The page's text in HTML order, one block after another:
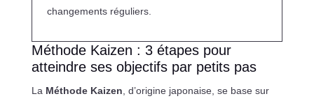
changements réguliers.
Méthode Kaizen : 3 étapes pour
atteindre ses objectifs par petits pas
La Méthode Kaizen , d’origine japonaise, se base sur